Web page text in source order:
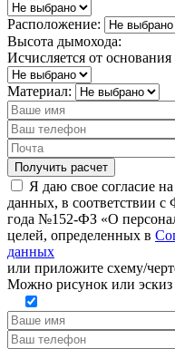
Расположение:
Высота дымохода:
Исчисляется от
Материал:
Я даю свое согласие
данных, в соответствии с
года №152-ФЗ «О
целей, определенных в
данных
или приложите схему/
Можно рисунок или эскиз